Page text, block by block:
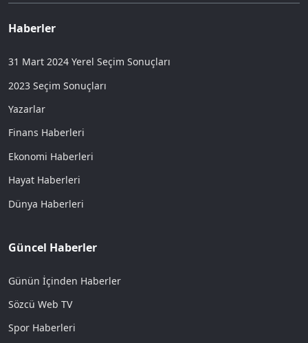
Haberler
31 Mart 2024 Yerel Seçim Sonuçları
2023 Seçim Sonuçları
Yazarlar
Finans Haberleri
Ekonomi Haberleri
Hayat Haberleri
Dünya Haberleri
Güncel Haberler
Günün İçinden Haberler
Sözcü Web TV
Spor Haberleri